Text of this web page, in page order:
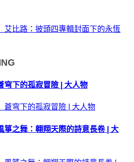
穹下的孤寂冒險 | 大人物
箏之舞：翱翔天際的詩意長卷 | 大